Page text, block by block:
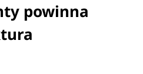
powinna